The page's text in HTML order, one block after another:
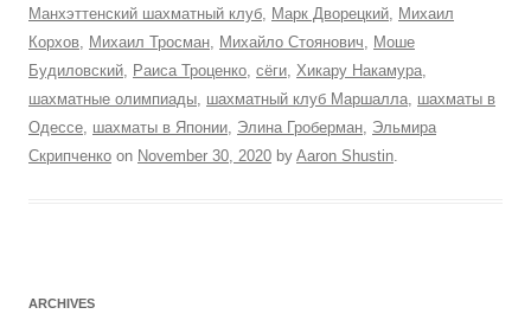
Манхэттенский шахматный клуб, Марк Дворецкий, Михаил
Корхов, Михаил Тросман, Михайло Стоянович, Моше
Будиловский, Раиса Троценко, сёги, Хикару Накамура,
шахматные олимпиады, шахматный клуб Маршалла, шахматы в
Одессе, шахматы в Японии, Элина Гроберман, Эльмира
Скрипченко on November 30, 2020 by Aaron Shustin.
ARCHIVES